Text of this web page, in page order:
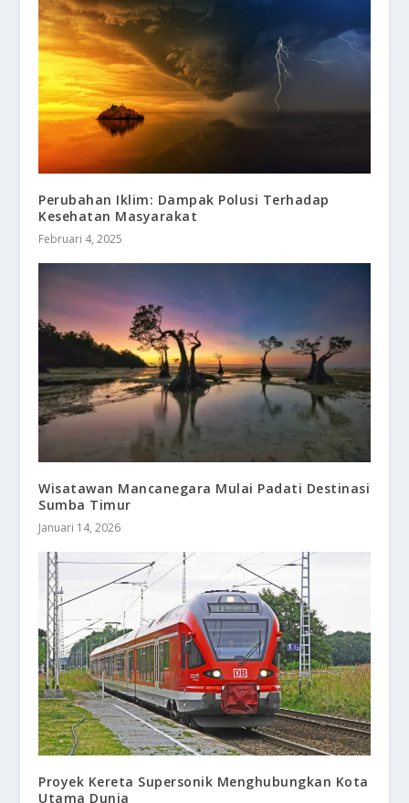
Perubahan Iklim: Dampak Polusi Terhadap
Kesehatan Masyarakat
Februari 4, 2025
Wisatawan Mancanegara Mulai Padati Destinasi
Sumba Timur
Januari 14, 2026
Proyek Kereta Supersonik Menghubungkan Kota
Utama Dunia